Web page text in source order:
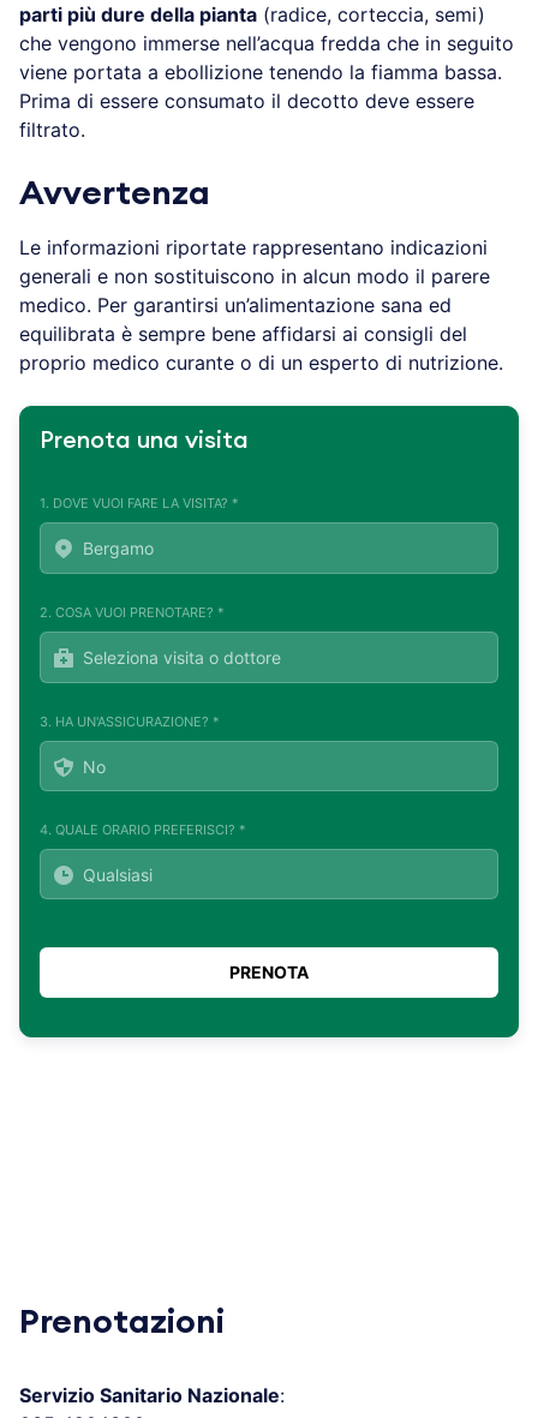
parti più dure della pianta (radice, corteccia, semi)
che vengono immerse nell’acqua fredda che in seguito
viene portata a ebollizione tenendo la fiamma bassa.
Prima di essere consumato il decotto deve essere
filtrato.
Avvertenza
Le informazioni riportate rappresentano indicazioni
generali e non sostituiscono in alcun modo il parere
medico. Per garantirsi un’alimentazione sana ed
equilibrata è sempre bene affidarsi ai consigli del
proprio medico curante o di un esperto di nutrizione.
Prenota una visita
1. DOVE VUOI FARE LA VISITA? *
2. COSA VUOI PRENOTARE? *
3. HA UN'ASSICURAZIONE? *
4. QUALE ORARIO PREFERISCI? *
Prenotazioni
Servizio Sanitario Nazionale: